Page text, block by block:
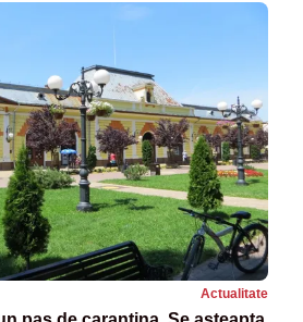
Actualitate